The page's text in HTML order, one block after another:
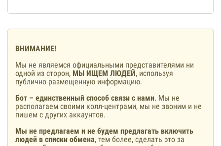
ВНИМАНИЕ!
Мы не являемся официальными представителями ни
одной из сторон, МЫ ИЩЕМ ЛЮДЕЙ, используя
публично размещенную информацию.
Бот – единственный способ связи с нами. Мы не
располагаем своими колл-центрами, мы не звоним и не
пишем с других аккаунтов.
Мы не предлагаем и не будем предлагать включить
людей в списки обмена, тем более, сделать это за